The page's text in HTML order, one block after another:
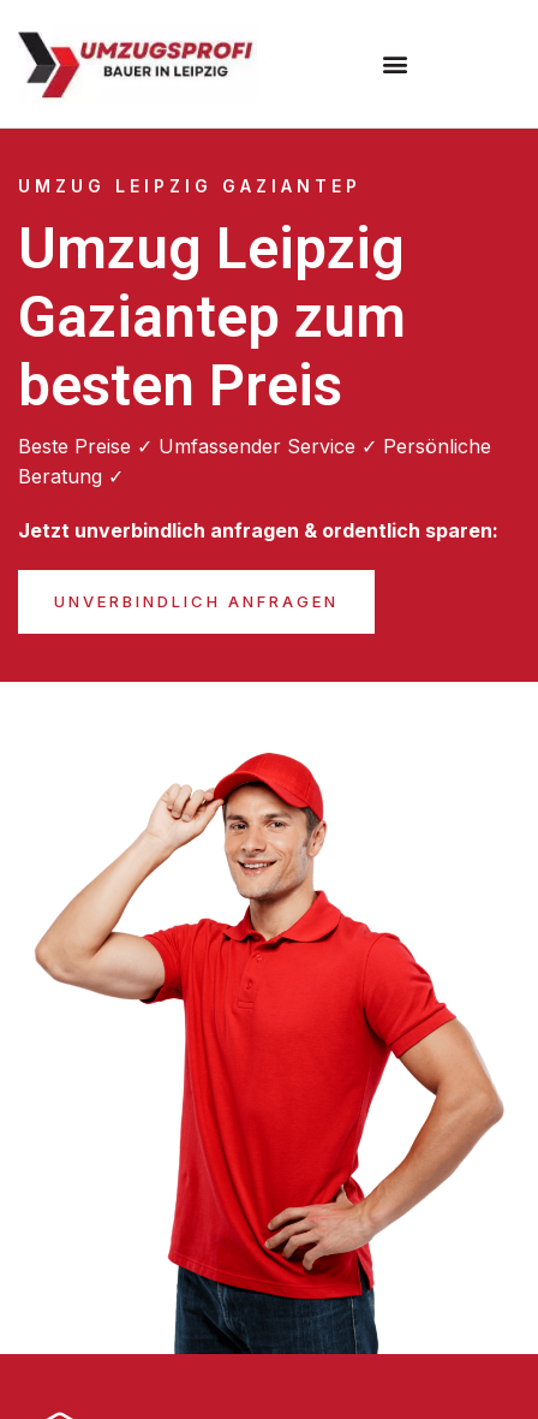
UMZUG LEIPZIG GAZIANTEP
Umzug Leipzig
Gaziantep zum
besten Preis
Beste Preise ✓ Umfassender Service ✓ Persönliche
Beratung ✓
Jetzt unverbindlich anfragen & ordentlich sparen:
UNVERBINDLICH ANFRAGEN